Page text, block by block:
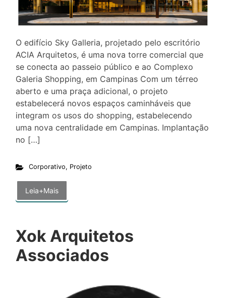
O edifício Sky Galleria, projetado pelo escritório
ACIA Arquitetos, é uma nova torre comercial que
se conecta ao passeio público e ao Complexo
Galeria Shopping, em Campinas Com um térreo
aberto e uma praça adicional, o projeto
estabelecerá novos espaços caminháveis que
integram os usos do shopping, estabelecendo
uma nova centralidade em Campinas. Implantação
no […]
Corporativo, Projeto
Leia+Mais
Xok Arquitetos
Associados